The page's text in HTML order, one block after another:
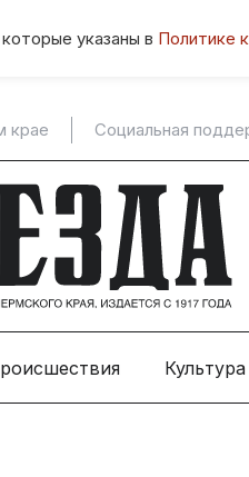
указаны в Политике
крае Социальная
Культура